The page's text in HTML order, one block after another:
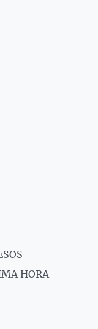
HORA